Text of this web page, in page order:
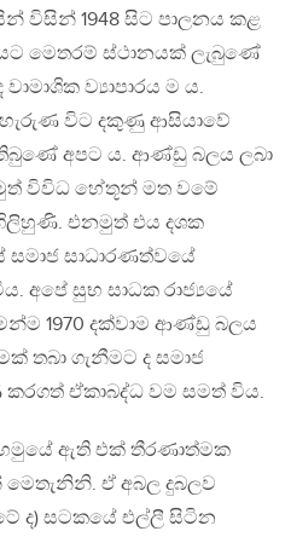
විසින් 1948 සිට පාලනය කළ
මෙතරම් ස්ථානයක් ලැබුණේ
ව්‍යාපාරය ම ය.
හැරුණ විට දකුණු ආසියාවේ
අපට ය. ආණ්ඩු බලය ලබා
විවිධ හේතූන් මත වමේ
ගිලිහුණි. එනමුත් එය දශක
සමාජ සාධාරණත්වයේ
අපේ සුභ සාධක රාජ්‍යයේ
1970 දක්වාම ආණ්ඩු බලය
තබා ගැනීමට ද සමාජ
ඒකාබද්ධ වම සමත් විය.
ඇති එක් තීරණාත්මක
ඒ අබල දුබලව
ද) සටකයේ එල්ලී සිටින